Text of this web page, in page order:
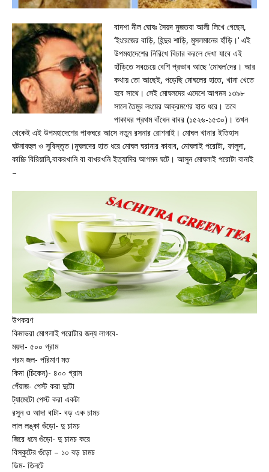
বাদশা নীল ঘোষঃ সৈয়দ মুজতবা আলী লিখে গেছেন,
‘ইংরেজের বাড়ি, হিন্দুর শাড়ি, মুসলমানের হাঁড়ি।‘ এই
উপমহাদেশের নিরিখে বিচার করলে দেখা যাবে এই
হাঁড়িতে সবচেয়ে বেশি প্রভাব আছে ‘মোঘল’দের। আর
কথায় তো আছেই, পড়েছি মোঘলের হাতে, খানা খেতে
হবে সাথে। সেই মোঘলদের এদেশে আগমন ১৩৯৮
সালে তৈমুর লংয়ের আক্রমণের হাত ধরে। তবে
পাকাঘর প্রথম বাঁধেন বাবর (১৫২৬-১৫৩০)। তখন
থেকেই এই উপমহাদেশের পাকঘরে আসে নতুন রসনার রোশনাই। মোঘল খানার ইতিহাস
ঘটনাবহুল ও সুবিস্তৃত।মুঘলদের হাত ধরে মোঘল ঘরানার কাবাব, মোঘলাই পরোটা, ফালুদা,
কাচ্চি বিরিয়ানি,বাকরখানি বা বাখরখনি ইত্যাদির আগমন ঘটে। আসুন মোঘলাই পরোটা বানাই
–
উপকরণ
কিমাভরা মোগলাই পরোটার জন্য লাগবে-
ময়দা- ৫০০ গ্রাম
গরম জল- পরিমাণ মত
কিমা (চিকেন)- ৪০০ গ্রাম
পেঁয়াজ- পেস্ট করা দুটো
ট্যামেটো পেস্ট করা একটা
রসুন ও আদা বাটা- বড় এক চামচ
লাল লঙ্কা গুঁড়ো- দু চামচ
জিরে ধনে গুঁড়ো- দু চামচ করে
বিস্কুটের গুঁড়ো – ১০ বড় চামচ
ডিম- তিনটে